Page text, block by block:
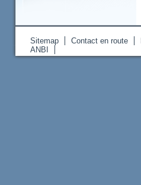
Sitemap Contact en route
ANBI